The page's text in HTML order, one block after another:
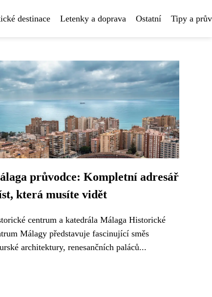
destinace Letenky a doprava Ostatní Tipy a
průvodce: Kompletní adresář
která musíte vidět
centrum a katedrála Málaga Historické
Málagy představuje fascinující směs
architektury, renesančních paláců...